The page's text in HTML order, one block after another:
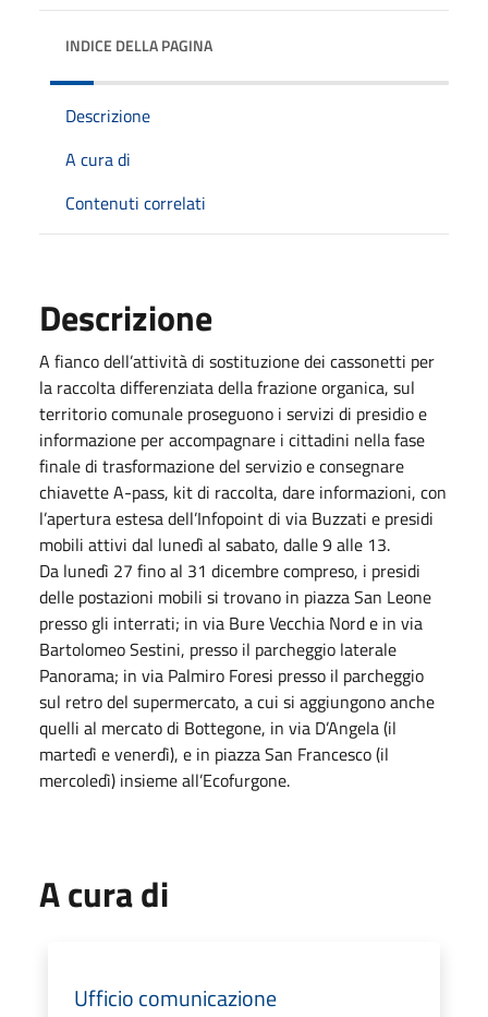
INDICE DELLA PAGINA
Descrizione
A cura di
Contenuti correlati
Descrizione
A fianco dell’attività di sostituzione dei cassonetti per
la raccolta differenziata della frazione organica, sul
territorio comunale proseguono i servizi di presidio e
informazione per accompagnare i cittadini nella fase
finale di trasformazione del servizio e consegnare
chiavette A-pass, kit di raccolta, dare informazioni, con
l’apertura estesa dell’Infopoint di via Buzzati e presidi
mobili attivi dal lunedì al sabato, dalle 9 alle 13.
Da lunedì 27 fino al 31 dicembre compreso, i presidi
delle postazioni mobili si trovano in piazza San Leone
presso gli interrati; in via Bure Vecchia Nord e in via
Bartolomeo Sestini, presso il parcheggio laterale
Panorama; in via Palmiro Foresi presso il parcheggio
sul retro del supermercato, a cui si aggiungono anche
quelli al mercato di Bottegone, in via D’Angela (il
martedì e venerdì), e in piazza San Francesco (il
mercoledì) insieme all’Ecofurgone.
A cura di
Ufficio comunicazione